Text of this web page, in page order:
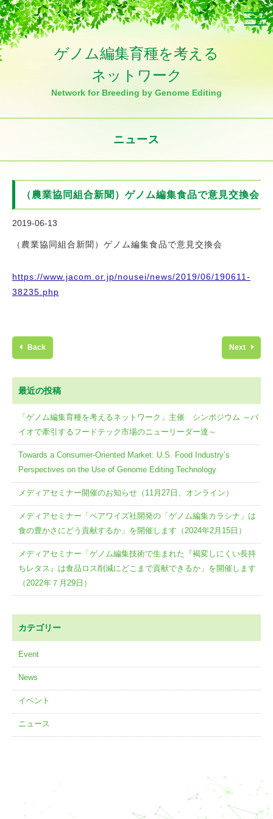
ゲノム編集育種を考える
ネットワーク
Network for Breeding by Genome Editing
Click
ニュース
（農業協同組合新聞）ゲノム編集食品で意見交換会
2019-06-13
（農業協同組合新聞）ゲノム編集食品で意見交換会
https://www.jacom.or.jp/nousei/news/2019/06/190611-
38235.php
Back Next
最近の投稿
「ゲノム編集育種を考えるネットワーク」主催 シンポジウム ～バ
イオで牽引するフードテック市場のニューリーダー達～
Towards a Consumer-Oriented Market: U.S. Food Industry’s
Perspectives on the Use of Genome Editing Technology
メディアセミナー開催のお知らせ（11月27日、オンライン）
メディアセミナー「ペアワイズ社開発の「ゲノム編集カラシナ」は
食の豊かさにどう貢献するか」を開催します（2024年2月15日）
メディアセミナー「ゲノム編集技術で生まれた『褐変しにくい長持
ちレタス』は食品ロス削減にどこまで貢献できるか」を開催します
（2022年７月29日）
カテゴリー
Event
News
イベント
ニュース